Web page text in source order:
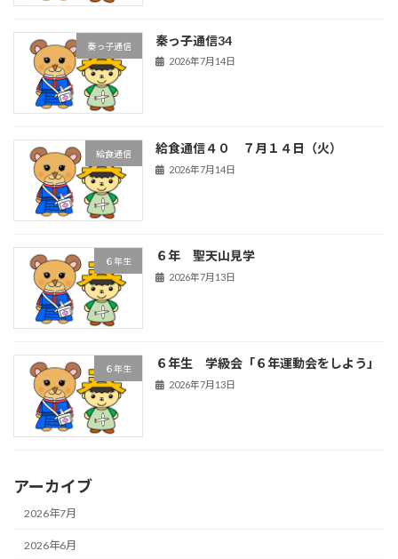
秦っ子通信 秦っ子通信34
2026年7月14日
給食通信 給食通信４０ ７月１４日（火）
2026年7月14日
６年生 ６年 聖天山見学
2026年7月13日
６年生 ６年生 学級会「６年運動会をしよう」
2026年7月13日
アーカイブ
2026年7月
2026年6月